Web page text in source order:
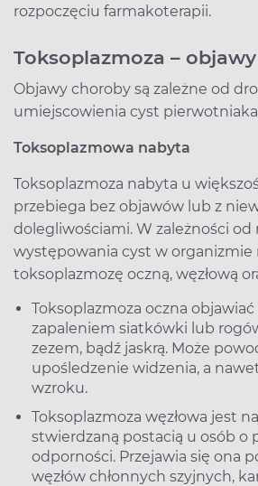
rozpoczęciu farmakoterapii.
Toksoplazmoza – objawy
Objawy choroby są zależne od
umiejscowienia cyst
Toksoplazmowa nabyta
Toksoplazmoza nabyta u
przebiega bez objawów lub z
dolegliwościami. W zależności od
występowania cyst w organizmie
toksoplazmozę oczną, węzłową
Toksoplazmoza oczna objawiać
zapaleniem siatkówki lub
zezem, bądź jaskrą. Może
upośledzenie widzenia, a
wzroku.
Toksoplazmoza węzłowa jest
stwierdzaną postacią u osób o
odporności. Przejawia się ona
węzłów chłonnych szyjnych,